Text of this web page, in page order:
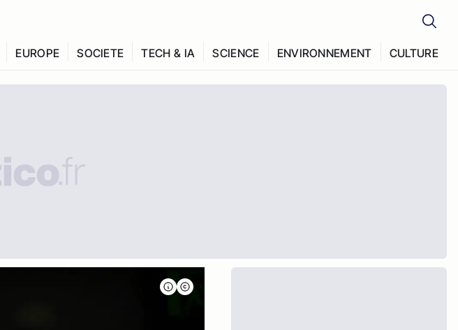
EUROPE SOCIETE TECH & IA SCIENCE ENVIRONNEMENT CULTURE